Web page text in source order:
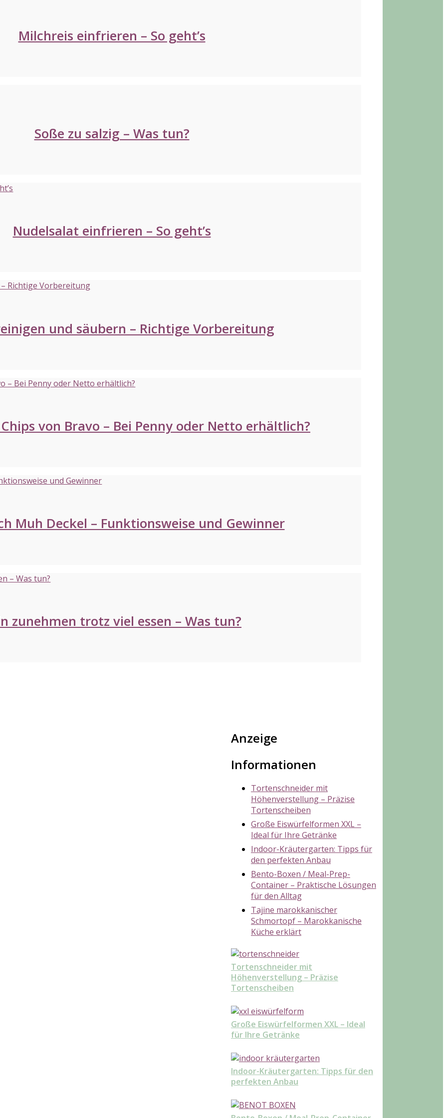
Milchreis einfrieren – So geht’s
Soße zu salzig – Was tun?
Nudelsalat einfrieren – So geht’s
und säubern – Richtige Vorbereitung
von Bravo – Bei Penny oder Netto erhältlich?
Muh Deckel – Funktionsweise und Gewinner
zunehmen trotz viel essen – Was tun?
Anzeige
Informationen
Tortenschneider mit
Höhenverstellung – Präzise
Tortenscheiben
Große Eiswürfelformen XXL –
Ideal für Ihre Getränke
Indoor-Kräutergarten: Tipps für
den perfekten Anbau
Bento-Boxen / Meal-Prep-
Container – Praktische Lösungen
für den Alltag
Tajine marokkanischer
Schmortopf – Marokkanische
Küche erklärt
Tortenschneider mit
Höhenverstellung – Präzise
Tortenscheiben
Große Eiswürfelformen XXL – Ideal
für Ihre Getränke
Indoor-Kräutergarten: Tipps für den
perfekten Anbau